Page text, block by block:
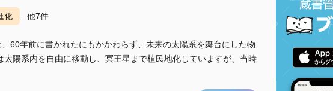
化 ...他7件
60年前に書かれたにもかかわらず、未来の太陽系を舞台にした物
陽系内を自由に移動し、冥王星まで植民地化していますが、当時